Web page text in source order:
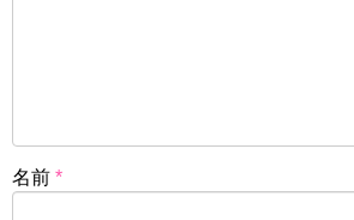
名前 *